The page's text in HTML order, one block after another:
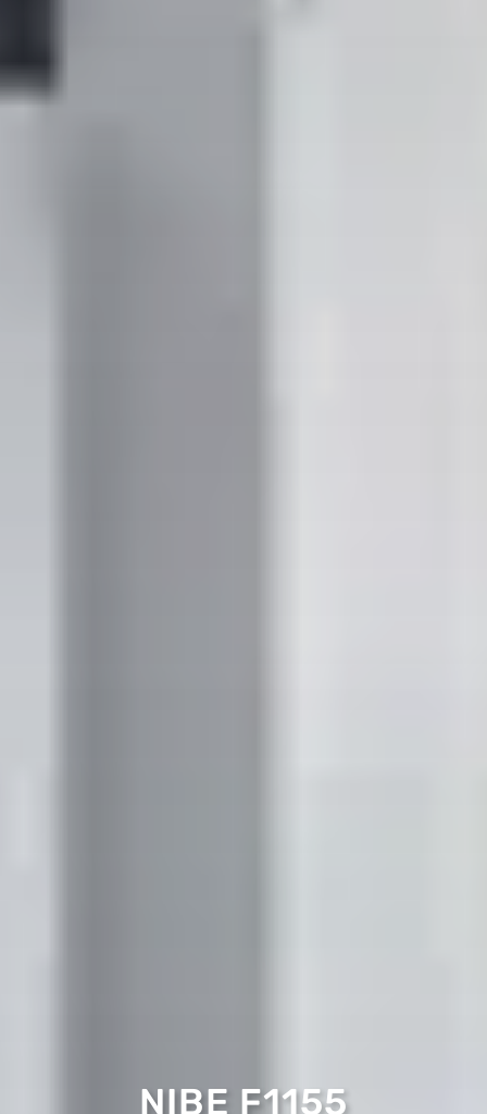
NIBE F1155